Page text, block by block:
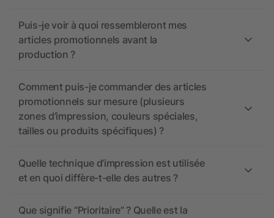
Puis-je voir à quoi ressembleront mes
articles promotionnels avant la
production ?
Comment puis-je commander des articles
promotionnels sur mesure (plusieurs
zones d’impression, couleurs spéciales,
tailles ou produits spécifiques) ?
Quelle technique d’impression est utilisée
et en quoi diffère-t-elle des autres ?
Que signifie “Prioritaire” ? Quelle est la